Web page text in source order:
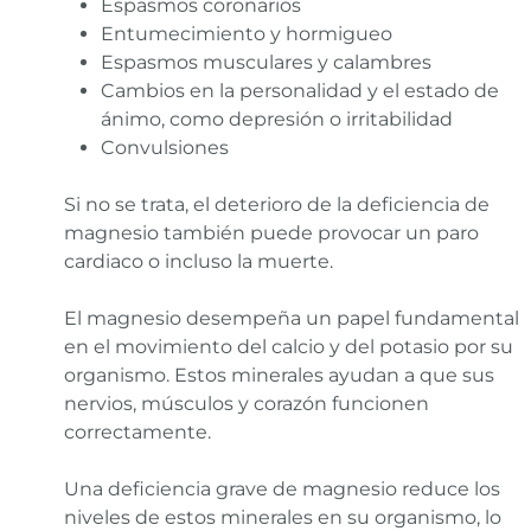
Espasmos coronarios
Entumecimiento y hormigueo
Espasmos musculares y calambres
Cambios en la personalidad y el estado de
ánimo, como depresión o irritabilidad
Convulsiones
Si no se trata, el deterioro de la deficiencia de
magnesio también puede provocar un paro
cardiaco o incluso la muerte.
El magnesio desempeña un papel fundamental
en el movimiento del calcio y del potasio por su
organismo. Estos minerales ayudan a que sus
nervios, músculos y corazón funcionen
correctamente.
Una deficiencia grave de magnesio reduce los
niveles de estos minerales en su organismo, lo